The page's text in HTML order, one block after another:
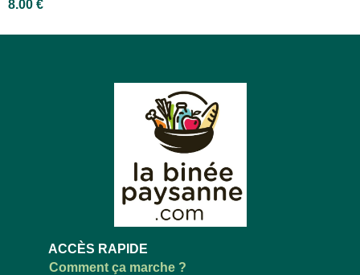
8.00 €
ACCÈS RAPIDE
Comment ça marche ?